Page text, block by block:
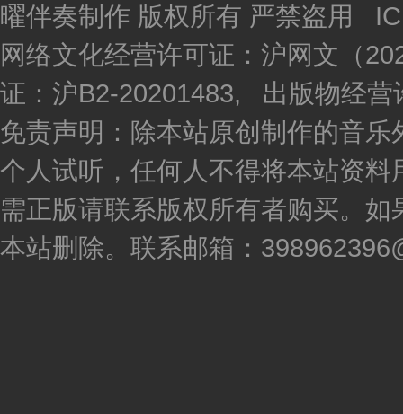
曜伴奏制作 版权所有 严禁盗用
网络文化经营许可证：沪网文（
证：沪B2-20201483, 出版物经营
免责声明：除本站原创制作的音
个人试听，任何人不得将本站资
需正版请联系版权所有者购买。
本站删除。联系邮箱：